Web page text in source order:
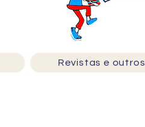
Revistas e outros